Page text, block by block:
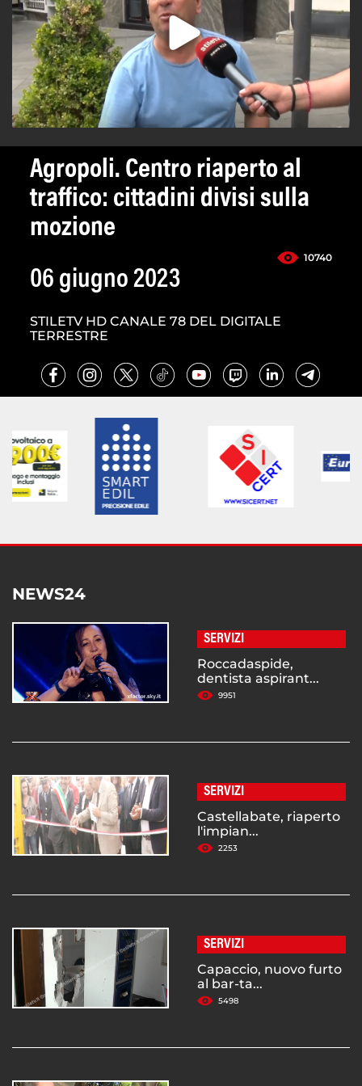
Agropoli. Centro riaperto al
traffico: cittadini divisi sulla
mozione
10740
06 giugno 2023
STILETV HD CANALE 78 DEL DIGITALE
TERRESTRE
NEWS24
SERVIZI
Roccadaspide,
dentista aspirant...
9951
SERVIZI
Castellabate, riaperto
l'impian...
2253
SERVIZI
Capaccio, nuovo furto
al bar-ta...
5498